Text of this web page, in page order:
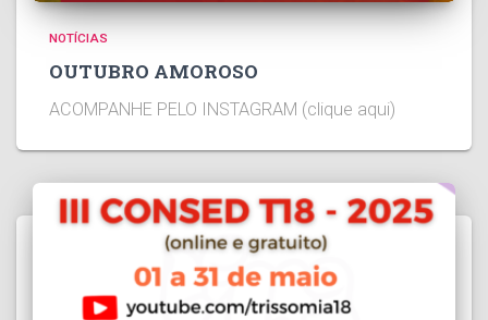
NOTÍCIAS
OUTUBRO AMOROSO
ACOMPANHE PELO INSTAGRAM (clique aqui)